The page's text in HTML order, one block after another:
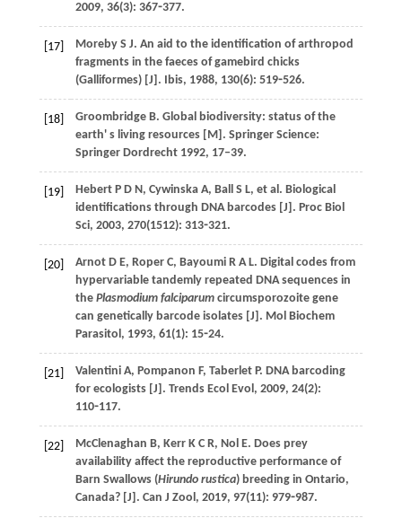
2009, 36(3): 367⁃377.
[17] Moreby S J. An aid to the identification of arthropod
fragments in the faeces of gamebird chicks
(Galliformes) [J]. Ibis, 1988, 130(6): 519⁃526.
[18] Groombridge B. Global biodiversity: status of the
earth' s living resources[M]. Springer Science:
Springer Dordrecht 1992, 17–39.
[19] Hebert P D N, Cywinska A, Ball S L, et al. Biological
identifications through DNA barcodes [J]. Proc Biol
Sci, 2003, 270(1512): 313⁃321.
[20] Arnot D E, Roper C, Bayoumi R A L. Digital codes from
hypervariable tandemly repeated DNA sequences in
the Plasmodium falciparumcircumsporozoite gene
can genetically barcode isolates [J]. Mol Biochem
Parasitol, 1993, 61(1): 15⁃24.
[21] Valentini A, Pompanon F, Taberlet P. DNA barcoding
for ecologists [J]. Trends Ecol Evol, 2009, 24(2):
110⁃117.
[22] McClenaghan B, Kerr K C R, Nol E. Does prey
availability affect the reproductive performance of
Barn Swallows (Hirundo rustica) breeding in Ontario,
Canada? [J]. Can J Zool, 2019, 97(11): 979⁃987.